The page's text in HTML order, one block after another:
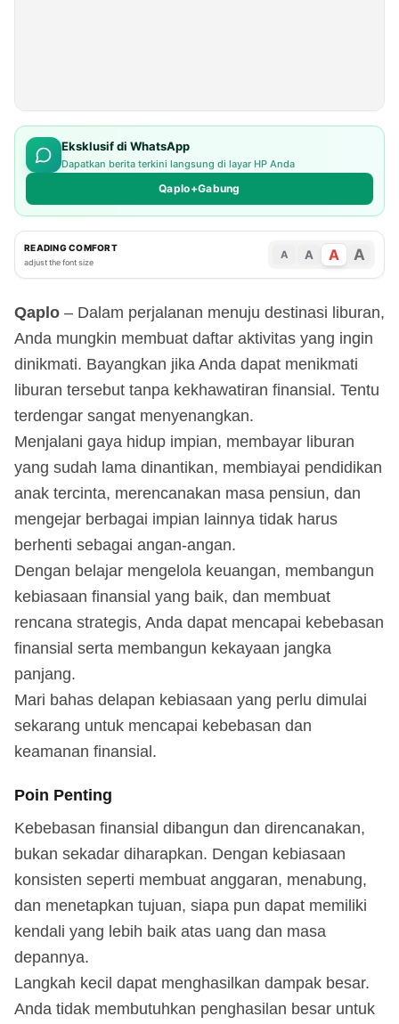
Eksklusif di WhatsApp
Dapatkan berita terkini langsung di layar HP Anda
Qaplo+Gabung
READING COMFORT
adjust the font size
A A A A
Qaplo – Dalam perjalanan menuju destinasi liburan,
Anda mungkin membuat daftar aktivitas yang ingin
dinikmati. Bayangkan jika Anda dapat menikmati
liburan tersebut tanpa kekhawatiran finansial. Tentu
terdengar sangat menyenangkan.
Menjalani gaya hidup impian, membayar liburan
yang sudah lama dinantikan, membiayai pendidikan
anak tercinta, merencanakan masa pensiun, dan
mengejar berbagai impian lainnya tidak harus
berhenti sebagai angan-angan.
Dengan belajar mengelola keuangan, membangun
kebiasaan finansial yang baik, dan membuat
rencana strategis, Anda dapat mencapai kebebasan
finansial serta membangun kekayaan jangka
panjang.
Mari bahas delapan kebiasaan yang perlu dimulai
sekarang untuk mencapai kebebasan dan
keamanan finansial.
Poin Penting
Kebebasan finansial dibangun dan direncanakan,
bukan sekadar diharapkan. Dengan kebiasaan
konsisten seperti membuat anggaran, menabung,
dan menetapkan tujuan, siapa pun dapat memiliki
kendali yang lebih baik atas uang dan masa
depannya.
Langkah kecil dapat menghasilkan dampak besar.
Anda tidak membutuhkan penghasilan besar untuk